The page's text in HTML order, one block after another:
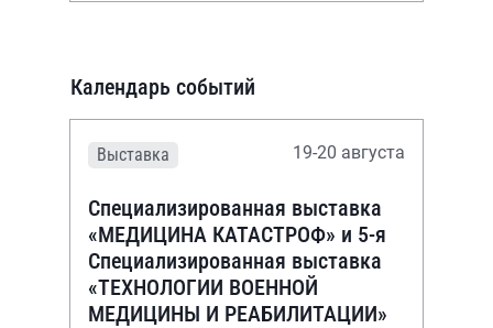
Календарь событий
Выставка 19-20 августа
Специализированная выставка
«МЕДИЦИНА КАТАСТРОФ» и 5-я
Специализированная выставка
«ТЕХНОЛОГИИ ВОЕННОЙ
МЕДИЦИНЫ И РЕАБИЛИТАЦИИ»